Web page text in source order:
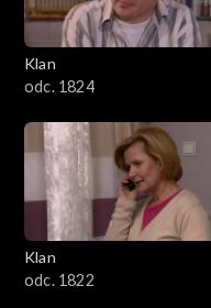
Klan
odc. 1824
Klan
odc. 1822